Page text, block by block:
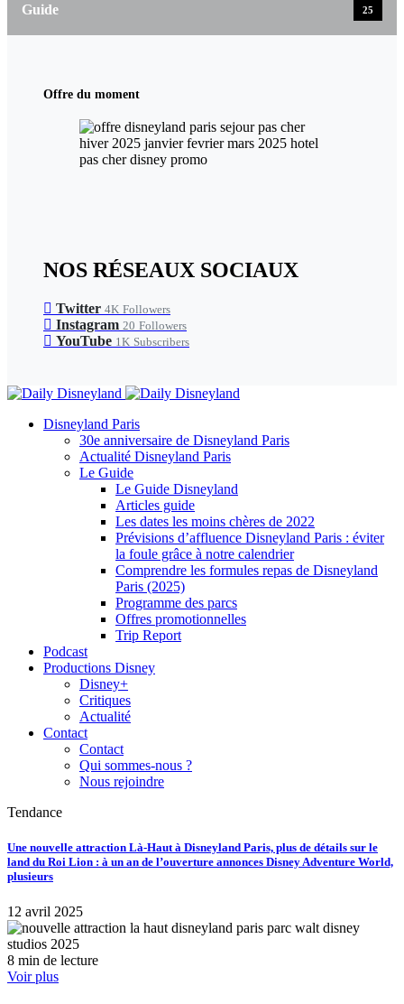
Guide 25
Offre du moment
NOS RÉSEAUX SOCIAUX
Twitter 4K Followers
Instagram 20 Followers
YouTube 1K Subscribers
Disneyland Paris
30e anniversaire de Disneyland Paris
Actualité Disneyland Paris
Le Guide
Le Guide Disneyland
Articles guide
Les dates les moins chères de 2022
Prévisions d’affluence Disneyland Paris : éviter
la foule grâce à notre calendrier
Comprendre les formules repas de Disneyland
Paris (2025)
Programme des parcs
Offres promotionnelles
Trip Report
Podcast
Productions Disney
Disney+
Critiques
Actualité
Contact
Contact
Qui sommes-nous ?
Nous rejoindre
Tendance
Une nouvelle attraction Là-Haut à Disneyland Paris, plus de détails sur le
land du Roi Lion : à un an de l’ouverture annonces Disney Adventure World,
plusieurs
12 avril 2025
8 min de lecture
Voir plus